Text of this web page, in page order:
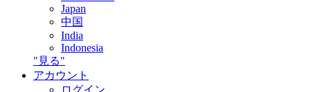
Japan
中国
India
Indonesia
"見る"
アカウント
ログイン